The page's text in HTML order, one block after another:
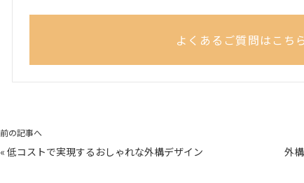
よくあるご質問はこち
前の記事へ
« 低コストで実現するおしゃれな外構デザイン 外